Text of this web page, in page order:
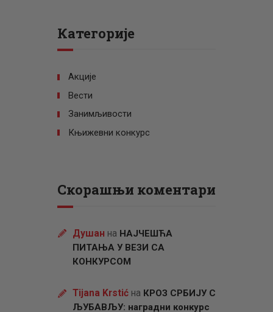
Категорије
Акције
Вести
Занимљивости
Књижевни конкурс
Скорашњи коментари
Душан на НАЈЧЕШЋА
ПИТАЊА У ВЕЗИ СА
КОНКУРСОМ
Tijana Krstićна КРОЗ СРБИЈУ С
ЉУБАВЉУ: наградни конкурс